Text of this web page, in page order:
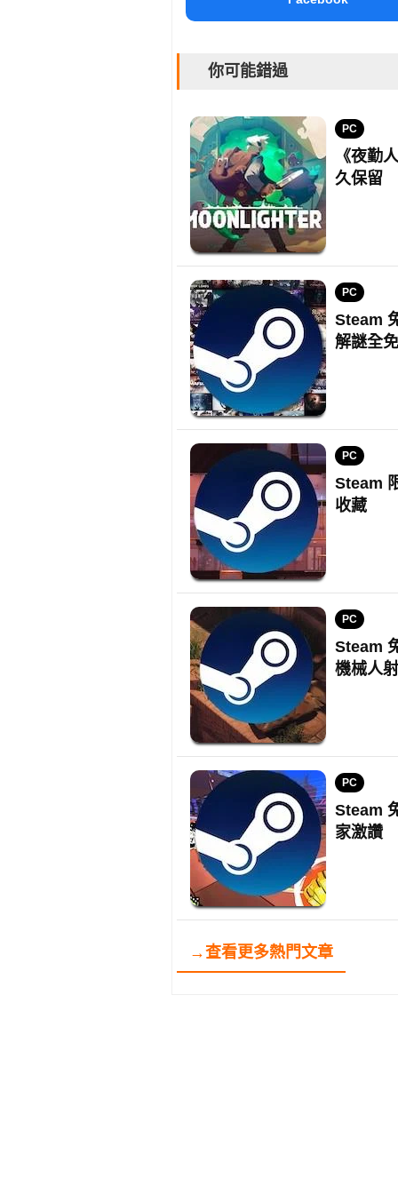
你可能錯過
PC
《夜勤
久保留
PC
Steam
解謎全
PC
Steam
收藏
PC
Steam
機械人
PC
Steam
家激讚
→查看更多熱門文章